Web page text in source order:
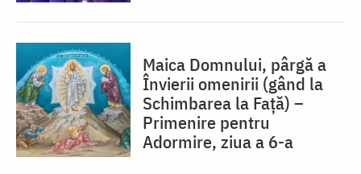
Maica Domnului, pârgă a
Învierii omenirii (gând la
Schimbarea la Față) –
Primenire pentru
Adormire, ziua a 6-a